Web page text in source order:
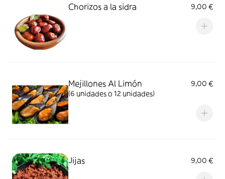
Chorizos a la sidra 9,00 €
Mejillones Al Limón
9,00 €
(6 unidades o 12 unidades)
Jijas 9,00 €